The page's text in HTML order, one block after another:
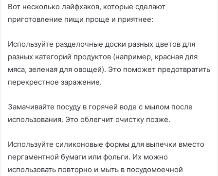
Вот несколько лайфхаков, которые сделают
приготовление пищи проще и приятнее:
Используйте разделочные доски разных цветов для
разных категорий продуктов (например, красная для
мяса, зеленая для овощей). Это поможет предотвратить
перекрестное заражение.
Замачивайте посуду в горячей воде с мылом после
использования. Это облегчит очистку позже.
Используйте силиконовые формы для выпечки вместо
пергаментной бумаги или фольги. Их можно
использовать повторно и мыть в посудомоечной